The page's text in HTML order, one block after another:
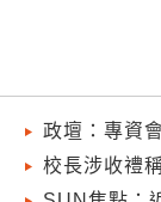
政壇：專資
校長涉收禮